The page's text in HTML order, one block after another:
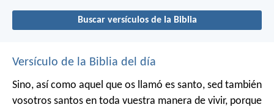
Buscar versículos de la Biblia
Versículo de la Biblia del día
Sino, así como aquel que os llamó es santo, sed también
vosotros santos en toda vuestra manera de vivir, porque